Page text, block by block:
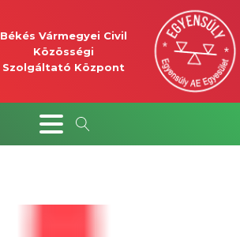
Békés Vármegyei Civil
Közösségi
Szolgáltató Központ